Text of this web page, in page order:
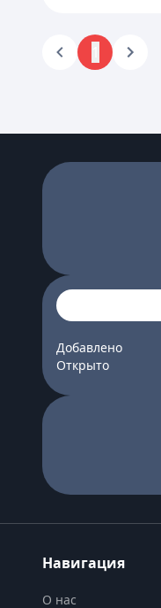
Добавлено
Открыто
Навигация
О нас